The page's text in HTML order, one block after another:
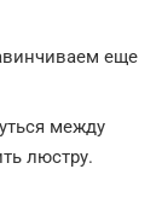
еще
между
люстру.